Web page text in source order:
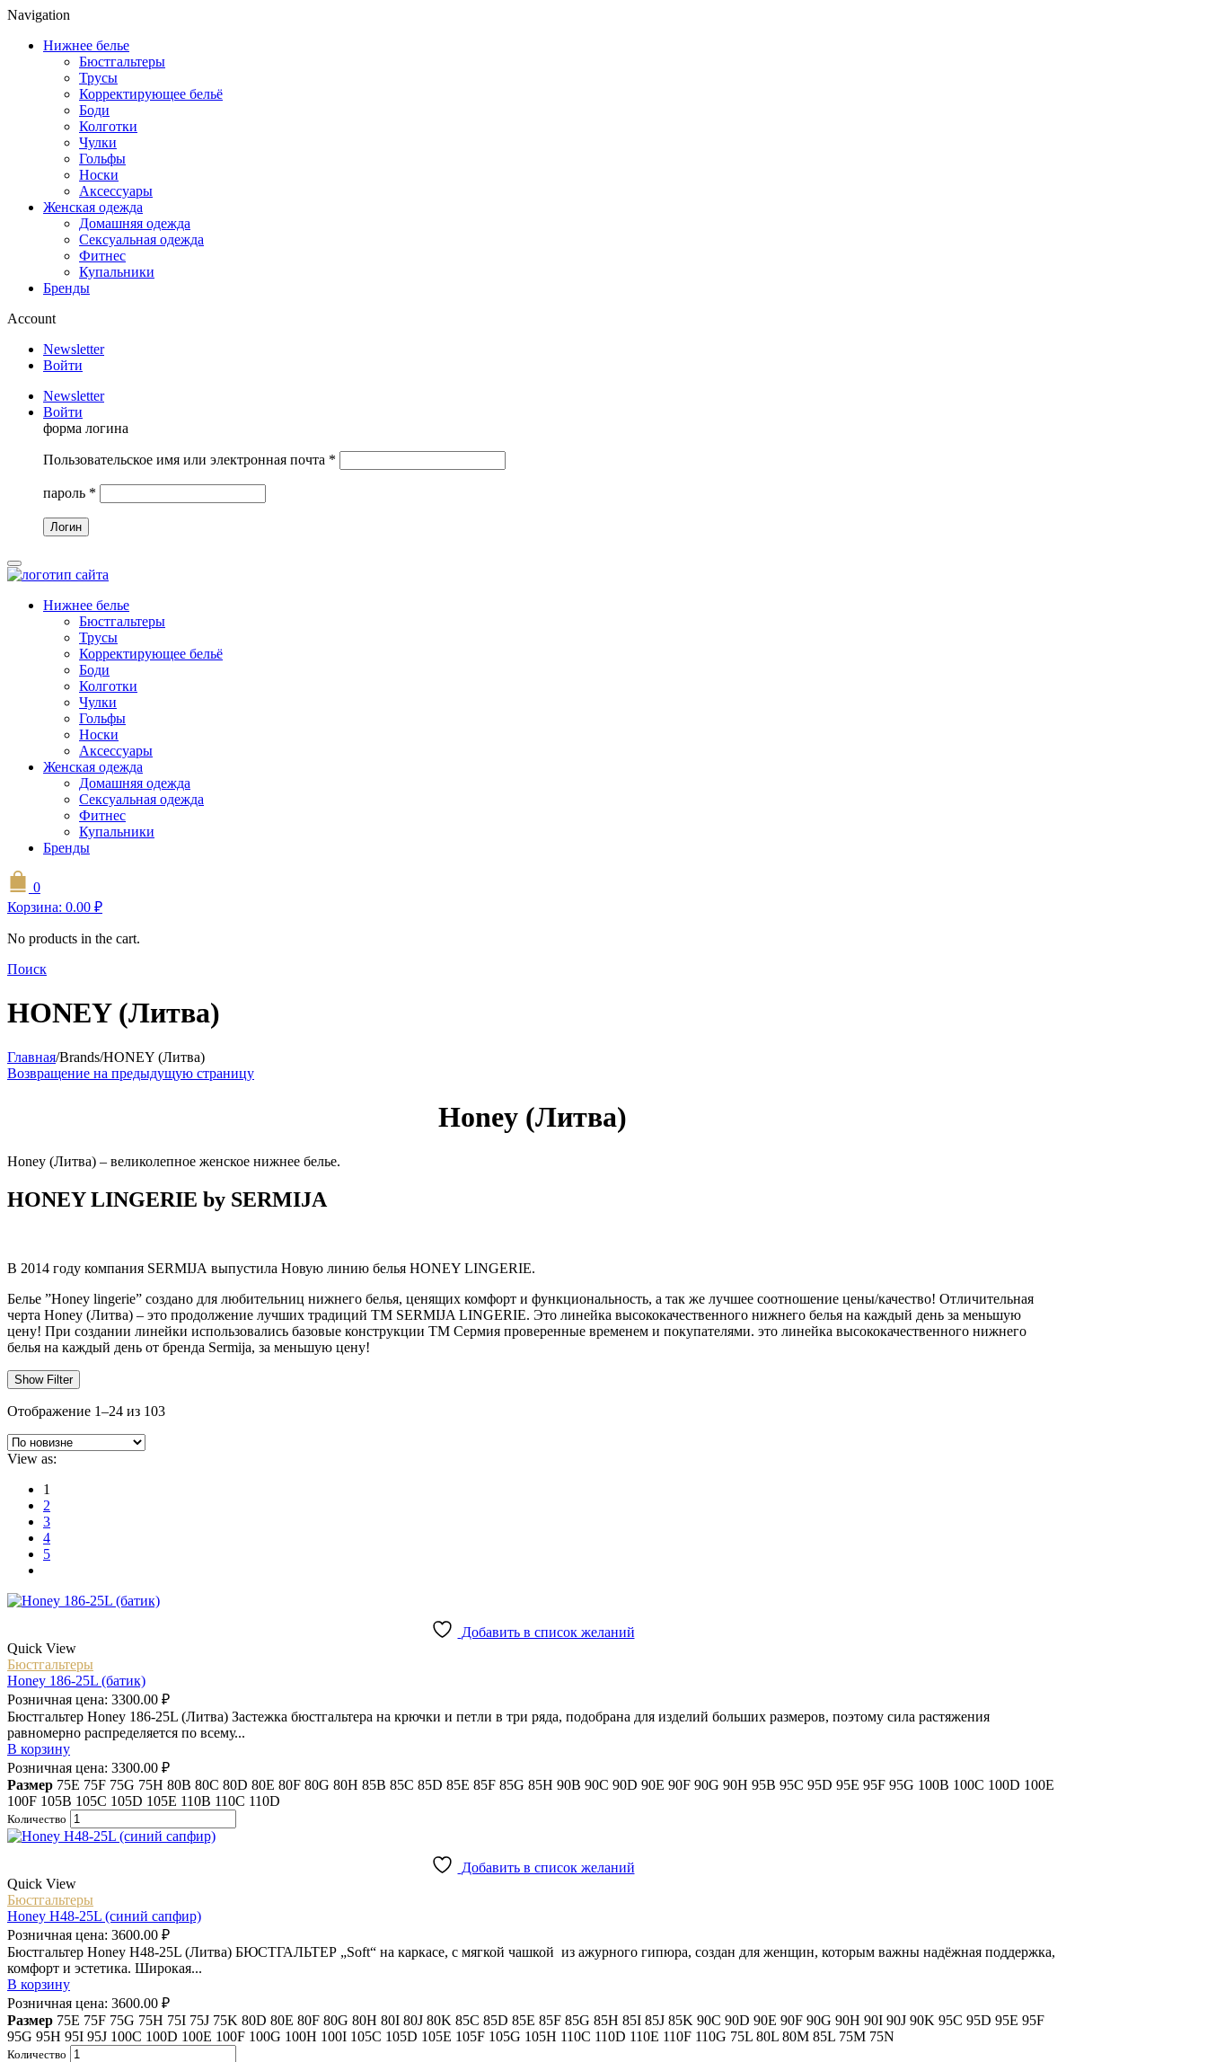
Navigation
Нижнее белье
Бюстгальтеры
Трусы
Корректирующее бельё
Боди
Колготки
Чулки
Гольфы
Носки
Аксессуары
Женская одежда
Домашняя одежда
Сексуальная одежда
Фитнес
Купальники
Бренды
Account
Newsletter
Войти
Newsletter
Войти
форма логина
Пользовательское имя или электронная почта *
пароль *
Нижнее белье
Бюстгальтеры
Трусы
Корректирующее бельё
Боди
Колготки
Чулки
Гольфы
Носки
Аксессуары
Женская одежда
Домашняя одежда
Сексуальная одежда
Фитнес
Купальники
Бренды
0
Корзина: 0.00 ₽
No products in the cart.
Поиск
HONEY (Литва)
Главная/Brands/HONEY (Литва)
Возвращение на предыдущую страницу
Honey (Литва)
Honey (Литва) – великолепное женское нижнее белье.
HONEY LINGERIE by SERMIJA
В 2014 году компания SERMIJA выпустила Новую линию белья HONEY LINGERIE.
Белье ”Honey lingerie” создано для любительниц нижнего белья, ценящих комфорт и функциональность, а так же лучшее соотношение цены/качество! Отличительная
черта Honey (Литва) – это продолжение лучших традиций ТМ SERMIJA LINGERIE. Это линейка высококачественного нижнего белья на каждый день за меньшую
цену! При создании линейки использовались базовые конструкции ТМ Сермия проверенные временем и покупателями. это линейка высококачественного нижнего
белья на каждый день от бренда Sermija, за меньшую цену!
Show Filter
Отображение 1–24 из 103Сортировка:
View as:
1
2
3
4
5
Добавить в список желаний
Quick View
Бюстгальтеры
Honey 186-25L (батик)
Розничная цена: 3300.00 ₽
Бюстгальтер Honey 186-25L (Литва) Застежка бюстгальтера на крючки и петли в три ряда, подобрана для изделий больших размеров, поэтому сила растяжения
равномерно распределяется по всему...
В корзину
Розничная цена: 3300.00 ₽
Размер 75E 75F 75G 75H 80B 80C 80D 80E 80F 80G 80H 85B 85C 85D 85E 85F 85G 85H 90B 90C 90D 90E 90F 90G 90H 95B 95C 95D 95E 95F 95G 100B 100C 100D 100E
100F 105B 105C 105D 105E 110B 110C 110D
Количество
Добавить в список желаний
Quick View
Бюстгальтеры
Honey H48-25L (синий сапфир)
Розничная цена: 3600.00 ₽
Бюстгальтер Honey H48-25L (Литва) БЮСТГАЛЬТЕР „Soft“ на каркасе, с мягкой чашкой из ажурного гипюра, создан для женщин, которым важны надёжная поддержка,
комфорт и эстетика. Широкая...
В корзину
Розничная цена: 3600.00 ₽
Размер 75E 75F 75G 75H 75I 75J 75K 80D 80E 80F 80G 80H 80I 80J 80K 85C 85D 85E 85F 85G 85H 85I 85J 85K 90C 90D 90E 90F 90G 90H 90I 90J 90K 95C 95D 95E 95F
95G 95H 95I 95J 100C 100D 100E 100F 100G 100H 100I 105C 105D 105E 105F 105G 105H 110C 110D 110E 110F 110G 75L 80L 80M 85L 75M 75N
Количество